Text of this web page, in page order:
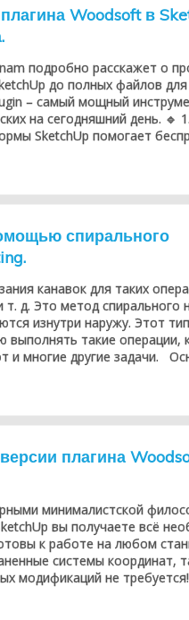
Woodsoft в
подробно расскажет о
до полных файлов
– самый мощный
на сегодняшний день. 🔹
SketchUp помогает
спирального
канавок для таких
д. Это метод спирального
изнутри наружу. Этот
такие операции,
и многие другие задачи.
плагина
минималистской
вы получаете всё
к работе на любом
системы координат,
модификаций не